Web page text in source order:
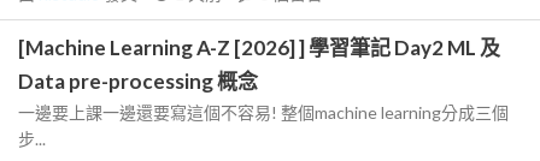
[Machine Learning A-Z [2026] ] 學習筆記 Day2 ML 及
Data pre-processing 概念
一邊要上課一邊還要寫這個不容易! 整個machine learning分成三個
步...